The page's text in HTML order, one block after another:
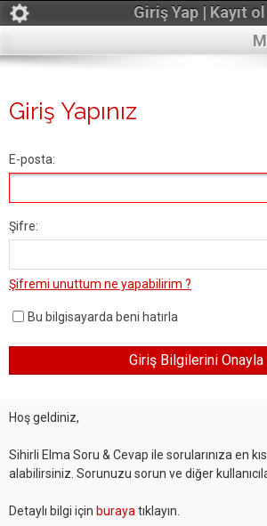
Giriş Yap | Kayıt ol
Giriş Yapınız
E-posta:
Şifre:
Şifremi unuttum ne yapabilirim ?
Bu bilgisayarda beni hatırla
Hoş geldiniz,
Sihirli Elma Soru & Cevap ile sorularınıza en
alabilirsiniz. Sorunuzu sorun ve diğer
Detaylı bilgi için buraya tıklayın.